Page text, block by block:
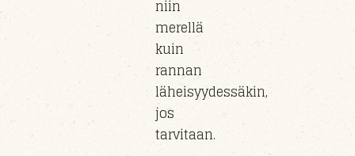
niin
merellä
kuin
rannan
läheisyydessäkin,
jos
tarvitaan.